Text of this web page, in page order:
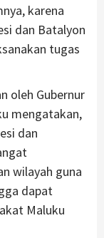
karena
dan Batalyon
tugas
oleh Gubernur
mengatakan,
dan
wilayah guna
dapat
Maluku